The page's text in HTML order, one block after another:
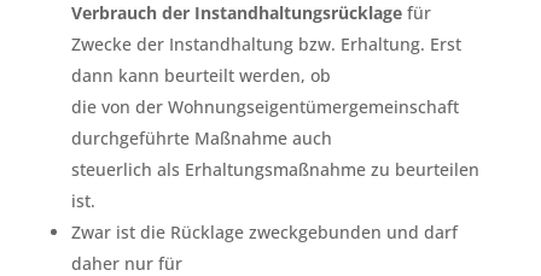
Verbrauch der Instandhaltungsrücklagefür
Zwecke der Instandhaltung bzw. Erhaltung. Erst
dann kann beurteilt werden, ob
die von der Wohnungseigentümergemeinschaft
durchgeführte Maßnahme auch
steuerlich als Erhaltungsmaßnahme zu beurteilen
ist.
Zwar ist die Rücklage zweckgebunden und darf
daher nur für